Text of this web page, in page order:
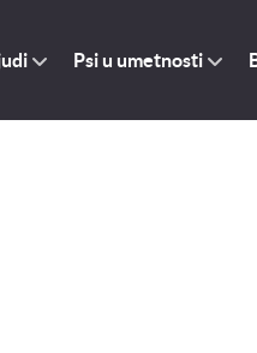
Psi u umetnosti